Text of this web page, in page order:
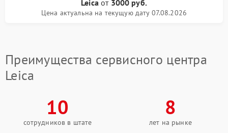
Leicaот 3000 руб.
Цена актуальна на текущую дату 07.08.2026
Преимущества сервисного центра
Leica
10
сотрудников в штате
8
лет на рынке